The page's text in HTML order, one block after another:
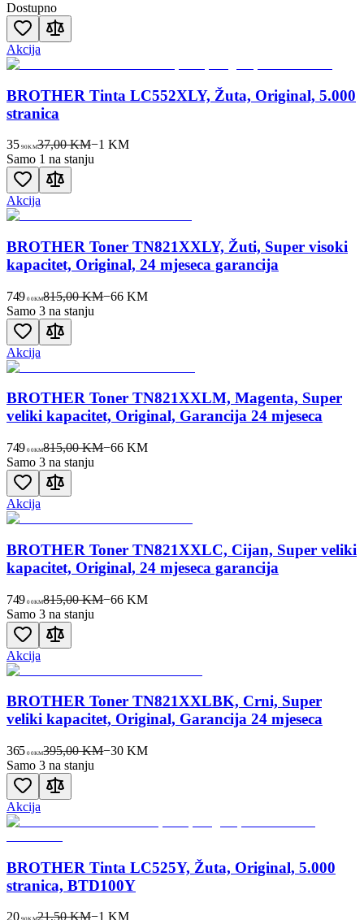
Dostupno
Akcija
BROTHER Tinta LC552XLY, Žuta, Original, 5.000
stranica
35 90KM37,00 KM−1 KM
Samo 1 na stanju
Akcija
BROTHER Toner TN821XXLY, Žuti, Super visoki
kapacitet, Original, 24 mjeseca garancija
749 00KM815,00 KM−66 KM
Samo 3 na stanju
Akcija
BROTHER Toner TN821XXLM, Magenta, Super
veliki kapacitet, Original, Garancija 24 mjeseca
749 00KM815,00 KM−66 KM
Samo 3 na stanju
Akcija
BROTHER Toner TN821XXLC, Cijan, Super veliki
kapacitet, Original, 24 mjeseca garancija
749 00KM815,00 KM−66 KM
Samo 3 na stanju
Akcija
BROTHER Toner TN821XXLBK, Crni, Super
veliki kapacitet, Original, Garancija 24 mjeseca
365 00KM395,00 KM−30 KM
Samo 3 na stanju
Akcija
BROTHER Tinta LC525Y, Žuta, Original, 5.000
stranica, BTD100Y
20 21,50 KM−1 KM